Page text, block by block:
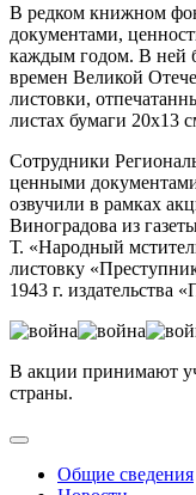
В редком книжном
документами,
каждым годом. В ней
времен Великой
листовки,
листах бумаги 20х13
Сотрудники
ценными
озвучили в рамках
Виноградова из
Т. «Народный
листовку
1943 г. издательства
В акции принимают
страны.
Общие сведения